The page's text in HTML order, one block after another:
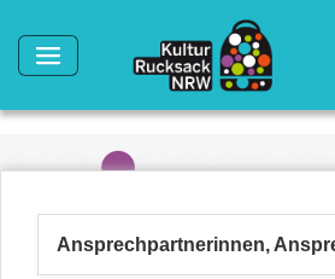
Ansprechpartnerinnen,